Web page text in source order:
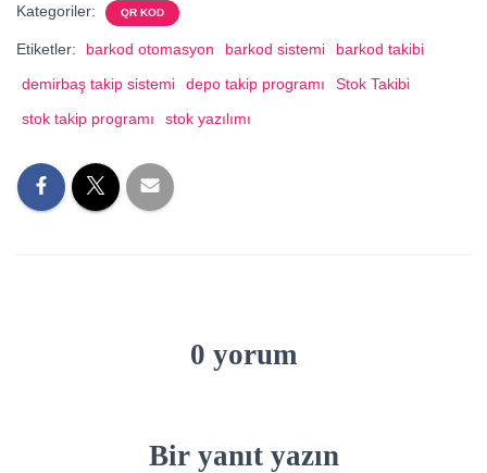
Kategoriler: QR KOD
Etiketler: barkod otomasyon barkod sistemi
barkod takibi
demirbaş takip sistemi
depo takip programı
Stok Takibi
stok takip programı
stok yazılımı
0 yorum
Bir yanıt yazın